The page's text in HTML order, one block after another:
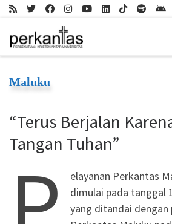
Skip to content
Maluku
“Terus Berjalan
Tangan Tuhan”
elayanan Perkantas
dimulai pada tanggal
yang ditandai dengan